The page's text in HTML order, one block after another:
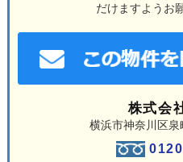
だけますようお
株式会
横浜市神奈川区